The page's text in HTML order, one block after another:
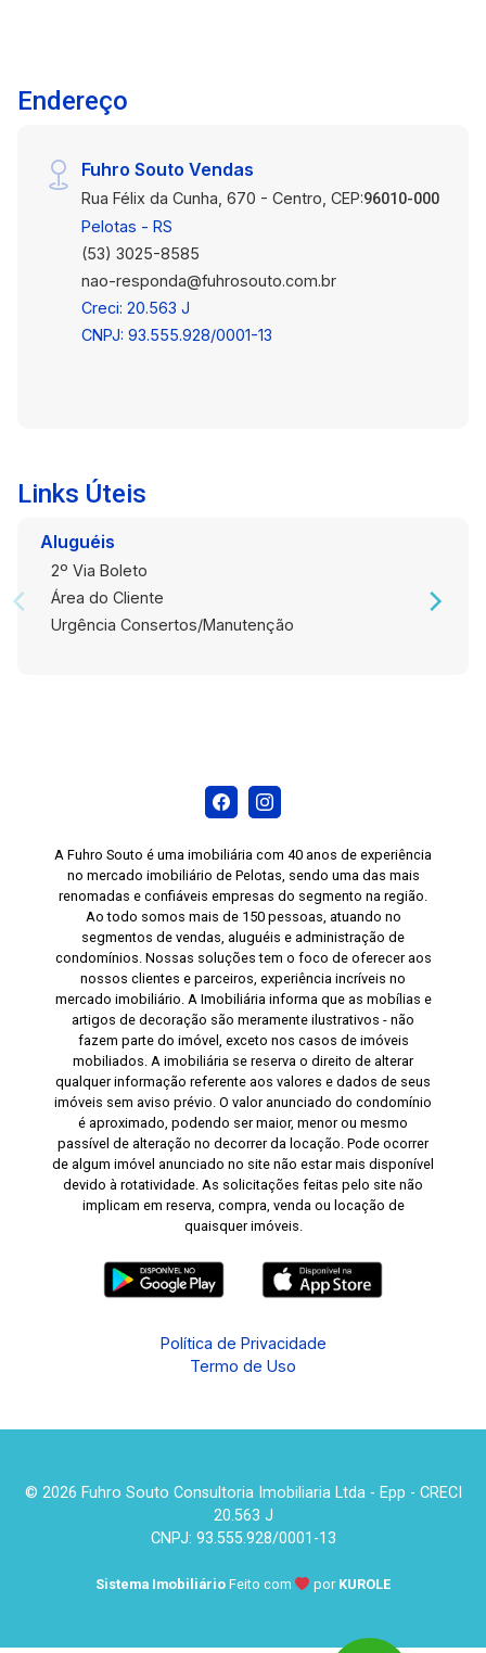
Fasolo Pizzaria e Lancheria, Igreja Quadrangular
da Tablada e Escola Nossa Senhora das Dores.
acesso a serviços e praticidade para o dia a dia.
Agende sua visita: Essa é a oportunidade de
morar em um condomínio organizado e em um
apartamento que você pode deixar com a sua
identidade. Entre em contato e venha conhecer
de perto!
Endereço
Fuhro Souto Vendas
Rua Félix da Cunha, 670 - Centro, CEP:96010-000
Pelotas - RS
(53) 3025-8585
nao-responda@fuhrosouto.com.br
Creci: 20.563 J
CNPJ: 93.555.928/0001-13
Links Úteis
Aluguéis
2º Via Boleto
Área do Cliente
Urgência Consertos/Manutenção
A Fuhro Souto é uma imobiliária com 40 anos de experiência
no mercado imobiliário de Pelotas, sendo uma das mais
renomadas e confiáveis empresas do segmento na região.
Ao todo somos mais de 150 pessoas, atuando no
segmentos de vendas, aluguéis e administração de
condomínios. Nossas soluções tem o foco de oferecer aos
nossos clientes e parceiros, experiência incríveis no
mercado imobiliário. A Imobiliária informa que as mobílias e
artigos de decoração são meramente ilustrativos - não
fazem parte do imóvel, exceto nos casos de imóveis
mobiliados. A imobiliária se reserva o direito de alterar
qualquer informação referente aos valores e dados de seus
imóveis sem aviso prévio. O valor anunciado do condomínio
é aproximado, podendo ser maior, menor ou mesmo
passível de alteração no decorrer da locação. Pode ocorrer
de algum imóvel anunciado no site não estar mais disponível
devido à rotatividade. As solicitações feitas pelo site não
implicam em reserva, compra, venda ou locação de
quaisquer imóveis.
Política de Privacidade
Termo de Uso
© 2026 Fuhro Souto Consultoria Imobiliaria Ltda - Epp - CRECI
20.563 J
CNPJ: 93.555.928/0001-13
Sistema Imobiliário Feito com por KUROLE